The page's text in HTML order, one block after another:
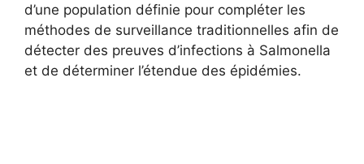
d’une population définie pour compléter les
méthodes de surveillance traditionnelles afin de
détecter des preuves d’infections à Salmonella
et de déterminer l’étendue des épidémies.